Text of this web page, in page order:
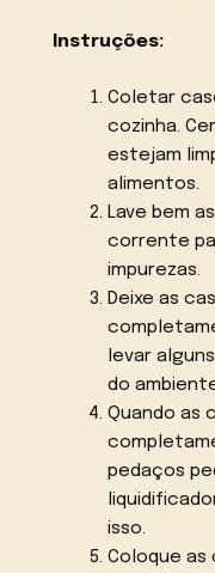
Instruções:
Coletar
cozinha.
estejam
alimentos.
Lave bem
corrente
impurezas.
Deixe as
levar
do
Quando as
pedaços
isso.
Coloque as